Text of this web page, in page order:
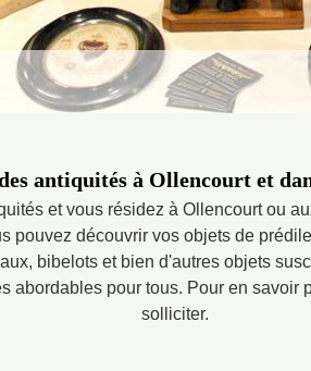
antiquités à Ollencourt et
et vous résidez à Ollencourt ou
pouvez découvrir vos objets de
bibelots et bien d'autres objets
abordables pour tous. Pour en savoir
solliciter.